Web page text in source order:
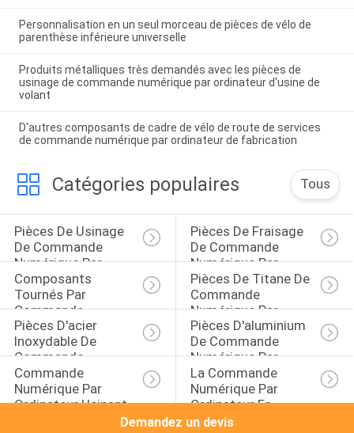
Personnalisation en un seul morceau de pièces de vélo de
parenthèse inférieure universelle
Produits métalliques très demandés avec les pièces de
usinage de commande numérique par ordinateur d'usine de
volant
D'autres composants de cadre de vélo de route de services
de commande numérique par ordinateur de fabrication
Catégories populaires Tous
Pièces De Usinage
De Commande
Numérique Par
Ordinateur
Pièces De Fraisage
De Commande
Numérique Par
Ordinateur
Composants
Tournés Par
Commande
Numérique Par
Ordinateur
Pièces De Titane De
Commande
Numérique Par
Ordinateur
Pièces D'acier
Inoxydable De
Commande
Numérique Par
Ordinateur
Pièces D'aluminium
De Commande
Numérique Par
Ordinateur
Commande
Numérique Par
Ordinateur Usinant
La Commande
Numérique Par
Ordinateur En
Laiton A Tourné Des
Demandez un devis